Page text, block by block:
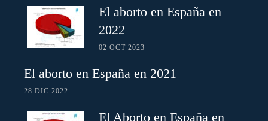
El aborto en España en
2022
02 OCT 2023
El aborto en España en 2021
28 DIC 2022
El Aborto en España en